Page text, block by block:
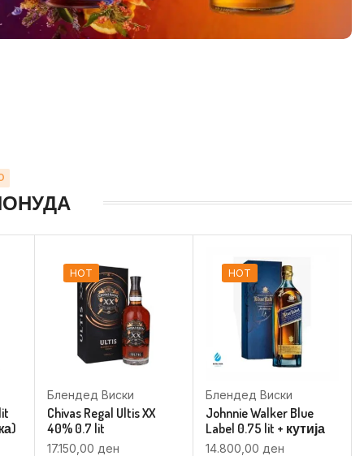
HOT
Блендед Виски
Chivas Regal Ultis XX
40% 0.7 lit
17.150,00 ден
HOT
Блендед Виски
Johnnie Walker Blue
Label 0.75 lit + кутија
14.800,00 ден